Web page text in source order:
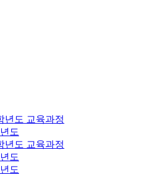
년도 교육과정
도
년도 교육과정
도
도